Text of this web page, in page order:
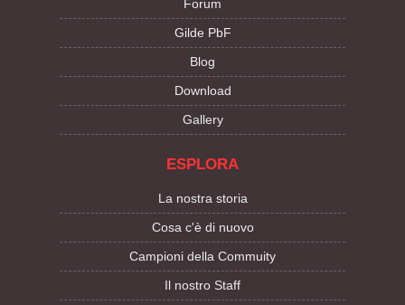
Forum
Gilde PbF
Blog
Download
Gallery
ESPLORA
La nostra storia
Cosa c'è di nuovo
Campioni della Commuity
Il nostro Staff